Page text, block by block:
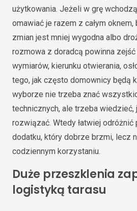
użytkowania. Jeżeli w grę
omawiać je razem z całym
zmian jest mniej wygodna albo
rozmowa z doradcą powinna
wymiarów, kierunku otwierania,
tego, jak często domownicy będą
wyborze nie trzeba znać
technicznych, ale trzeba wiedzieć,
rozwiązać. Wtedy łatwiej
dodatku, który dobrze brzmi, lecz
codziennym korzystaniu.
Duże przeszklenia
logistyką tarasu